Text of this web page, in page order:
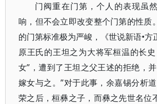
门阀重在门第，个人的表现虽
响，但不会立即改变整个门第的性质
的门第标准极为严峻，《世说新语•方
原王氏的王坦之为大将军桓温的长
女”，遭到了王坦之父王述的拒绝，
嫁女与之。”对于此事，余嘉锡分析
荣之后，桓彝之子，而彝之先世名位